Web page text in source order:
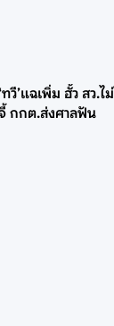
ทวี’แฉเพิ่ม ฮั้ว สว.
กกต.ส่งศาลฟัน